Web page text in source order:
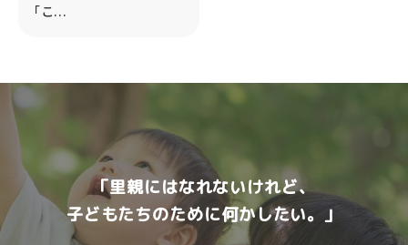
「こ...
「里親にはなれないけれど、
子どもたちのために何かしたい。」